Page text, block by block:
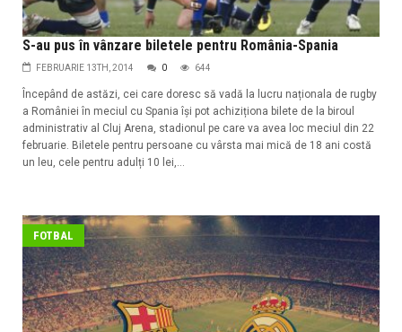
S-au pus în vânzare biletele pentru România-Spania
FEBRUARIE 13TH, 2014 0 644
Începând de astăzi, cei care doresc să vadă la lucru naționala de rugby
a României în meciul cu Spania își pot achiziționa bilete de la biroul
administrativ al Cluj Arena, stadionul pe care va avea loc meciul din 22
februarie. Biletele pentru persoane cu vârsta mai mică de 18 ani costă
un leu, cele pentru adulți 10 lei,...
FOTBAL